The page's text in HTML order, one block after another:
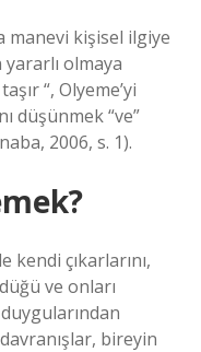
manevi kişisel ilgiye
yararlı olmaya
“, Olyeme’yi
düşünmek “ve”
2006, s. 1).
kendi çıkarlarını,
ve onları
bireyin